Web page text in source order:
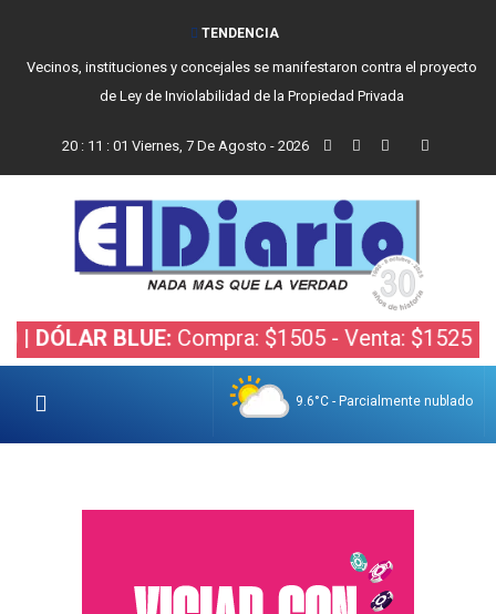
TENDENCIA
Vecinos, instituciones y concejales se manifestaron contra el proyecto
de Ley de Inviolabilidad de la Propiedad Privada
20: 11 : 02 Viernes, 7 De Agosto - 2026
BLUE:Compra: $1505 - Venta: $1525 |
9.6°C - Parcialmente nublado